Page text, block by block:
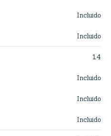
Incluido
Incluido
14
Incluido
Incluido
Incluido